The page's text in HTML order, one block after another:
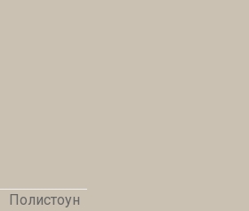
Полистоун